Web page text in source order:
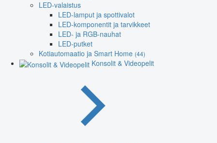
LED-valaistus
LED-lamput ja spottivalot
LED-komponentit ja tarvikkeet
LED- ja RGB-nauhat
LED-putket
Kotiautomaatio ja Smart Home (44)
Konsolit & Videopelit